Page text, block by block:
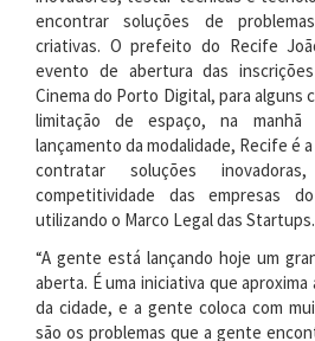
encontrar soluções de
criativas. O prefeito do Recife
evento de abertura das
Cinema do Porto Digital, para alguns
limitação de espaço, na
lançamento da modalidade, Recife é
contratar soluções
competitividade das empresas
utilizando o Marco Legal das Startups.
“A gente está lançando hoje um
aberta. É uma iniciativa que
da cidade, e a gente coloca com
são os problemas que a gente